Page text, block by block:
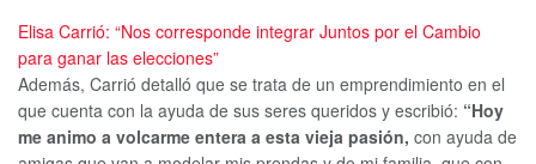
Elisa Carrió: “Nos corresponde integrar Juntos por el Cambio
para ganar las elecciones”
Además, Carrió detalló que se trata de un emprendimiento en el
que cuenta con la ayuda de sus seres queridos y escribió: “Hoy
me animo a volcarme entera a esta vieja pasión, con ayuda de